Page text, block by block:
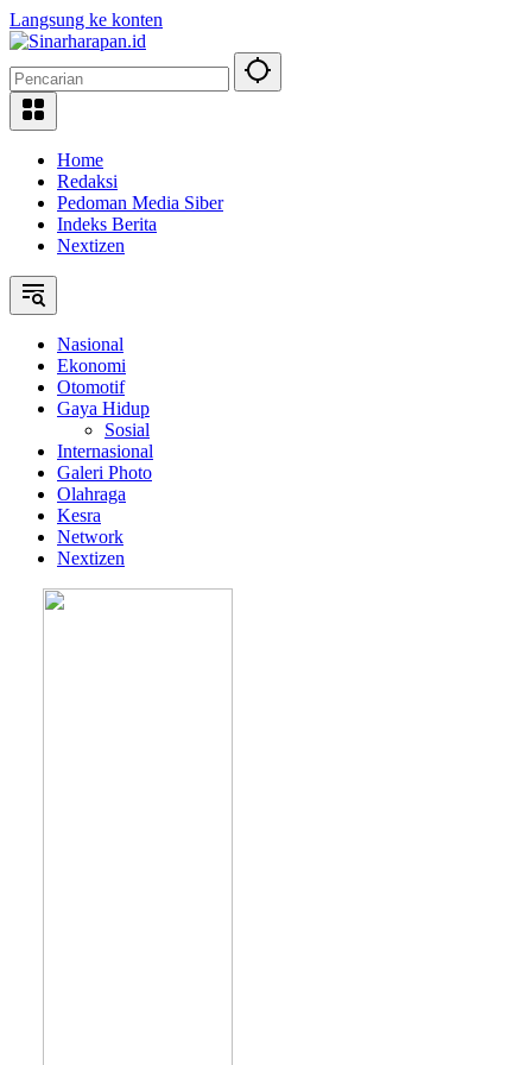
Langsung ke konten
Home
Redaksi
Pedoman Media Siber
Indeks Berita
Nextizen
Nasional
Ekonomi
Otomotif
Gaya Hidup
Sosial
Internasional
Galeri Photo
Olahraga
Kesra
Network
Nextizen